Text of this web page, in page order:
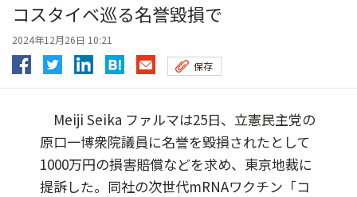
コスタイベ巡る名誉毀損で
2024年12月26日 10:21
保存
Meiji Seika ファルマは25日、立憲民主党の
原口一博衆院議員に名誉を毀損されたとして
1000万円の損害賠償などを求め、東京地裁に
提訴した。同社の次世代mRNAワクチン「コ